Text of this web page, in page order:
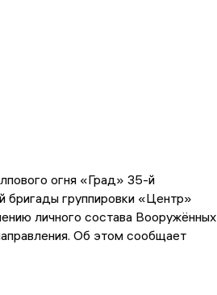
огня «Град» 35-й
бригады группировки «Центр»
личного состава Вооружённых
Об этом сообщает